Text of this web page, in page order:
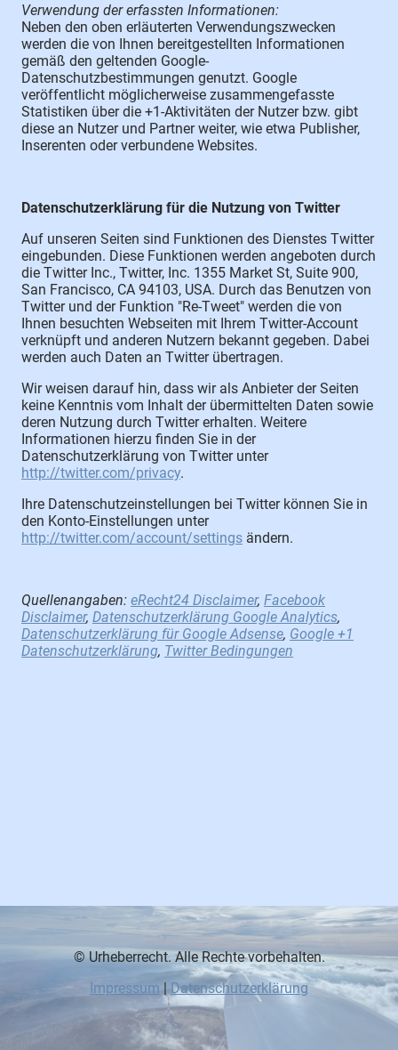
Verwendung der erfassten Informationen:
Neben den oben erläuterten Verwendungszwecken
werden die von Ihnen bereitgestellten Informationen
gemäß den geltenden Google-
Datenschutzbestimmungen genutzt. Google
veröffentlicht möglicherweise zusammengefasste
Statistiken über die +1-Aktivitäten der Nutzer bzw. gibt
diese an Nutzer und Partner weiter, wie etwa Publisher,
Inserenten oder verbundene Websites.
Datenschutzerklärung für die Nutzung von Twitter
Auf unseren Seiten sind Funktionen des Dienstes Twitter
eingebunden. Diese Funktionen werden angeboten durch
die Twitter Inc., Twitter, Inc. 1355 Market St, Suite 900,
San Francisco, CA 94103, USA. Durch das Benutzen von
Twitter und der Funktion "Re-Tweet" werden die von
Ihnen besuchten Webseiten mit Ihrem Twitter-Account
verknüpft und anderen Nutzern bekannt gegeben. Dabei
werden auch Daten an Twitter übertragen.
Wir weisen darauf hin, dass wir als Anbieter der Seiten
keine Kenntnis vom Inhalt der übermittelten Daten sowie
deren Nutzung durch Twitter erhalten. Weitere
Informationen hierzu finden Sie in der
Datenschutzerklärung von Twitter unter
http://twitter.com/privacy.
Ihre Datenschutzeinstellungen bei Twitter können Sie in
den Konto-Einstellungen unter
http://twitter.com/account/settings ändern.
Quellenangaben: eRecht24 Disclaimer, Facebook
Disclaimer, Datenschutzerklärung Google Analytics,
Datenschutzerklärung für Google Adsense, Google +1
Datenschutzerklärung, Twitter Bedingungen
© Urheberrecht. Alle Rechte vorbehalten.
Impressum | Datenschutzerklärung